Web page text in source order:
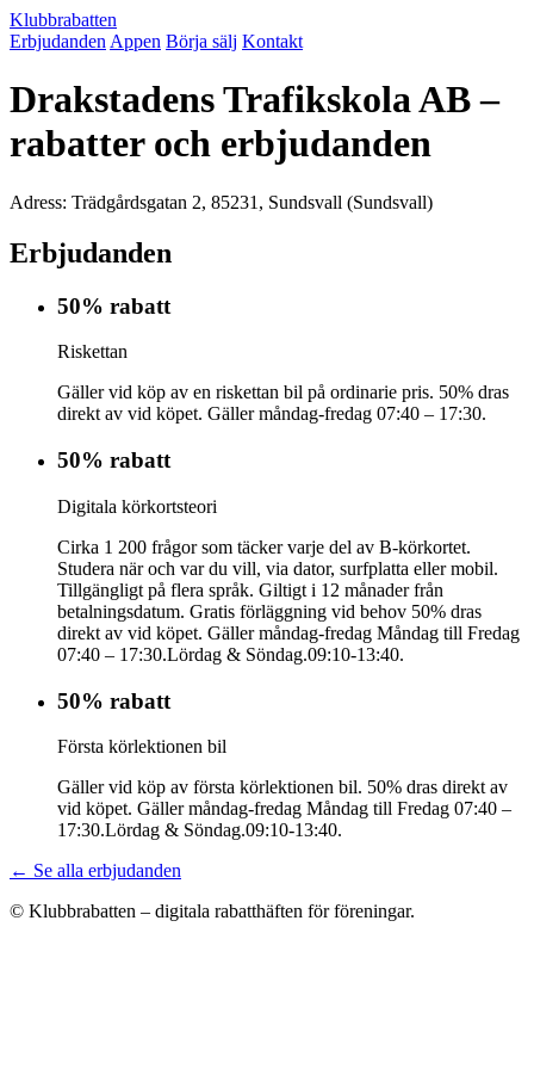
Klubbrabatten
Erbjudanden Appen Börja sälj Kontakt
Drakstadens Trafikskola AB –
rabatter och erbjudanden
Adress: Trädgårdsgatan 2, 85231, Sundsvall (Sundsvall)
Erbjudanden
50% rabatt
Riskettan
Gäller vid köp av en riskettan bil på ordinarie pris. 50% dras
direkt av vid köpet. Gäller måndag-fredag 07:40 – 17:30.
50% rabatt
Digitala körkortsteori
Cirka 1 200 frågor som täcker varje del av B-körkortet.
Studera när och var du vill, via dator, surfplatta eller mobil.
Tillgängligt på flera språk. Giltigt i 12 månader från
betalningsdatum. Gratis förläggning vid behov 50% dras
direkt av vid köpet. Gäller måndag-fredag Måndag till Fredag
07:40 – 17:30.Lördag & Söndag.09:10-13:40.
50% rabatt
Första körlektionen bil
Gäller vid köp av första körlektionen bil. 50% dras direkt av
vid köpet. Gäller måndag-fredag Måndag till Fredag 07:40 –
17:30.Lördag & Söndag.09:10-13:40.
← Se alla erbjudanden
© Klubbrabatten – digitala rabatthäften för föreningar.